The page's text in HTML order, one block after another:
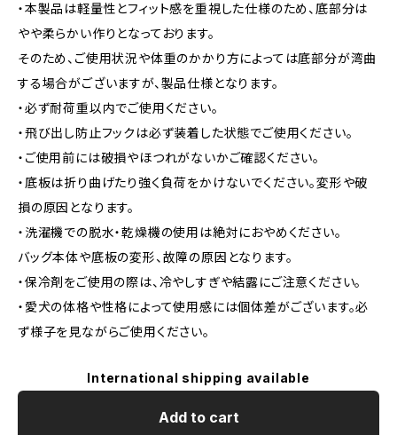
・本製品は軽量性とフィット感を重視した仕様のため、底部分は
やや柔らかい作りとなっております。
そのため、ご使用状況や体重のかかり方によっては底部分が湾曲
する場合がございますが、製品仕様となります。
・必ず耐荷重以内でご使用ください。
・飛び出し防止フックは必ず装着した状態でご使用ください。
・ご使用前には破損やほつれがないかご確認ください。
・底板は折り曲げたり強く負荷をかけないでください。変形や破
損の原因となります。
・洗濯機での脱水・乾燥機の使用は絶対におやめください。
バッグ本体や底板の変形、故障の原因となります。
・保冷剤をご使用の際は、冷やしすぎや結露にご注意ください。
・愛犬の体格や性格によって使用感には個体差がございます。必
ず様子を見ながらご使用ください。
International shipping available
Add to cart